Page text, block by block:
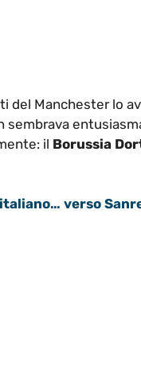
del Manchester lo
sembrava
il Borussia
verso